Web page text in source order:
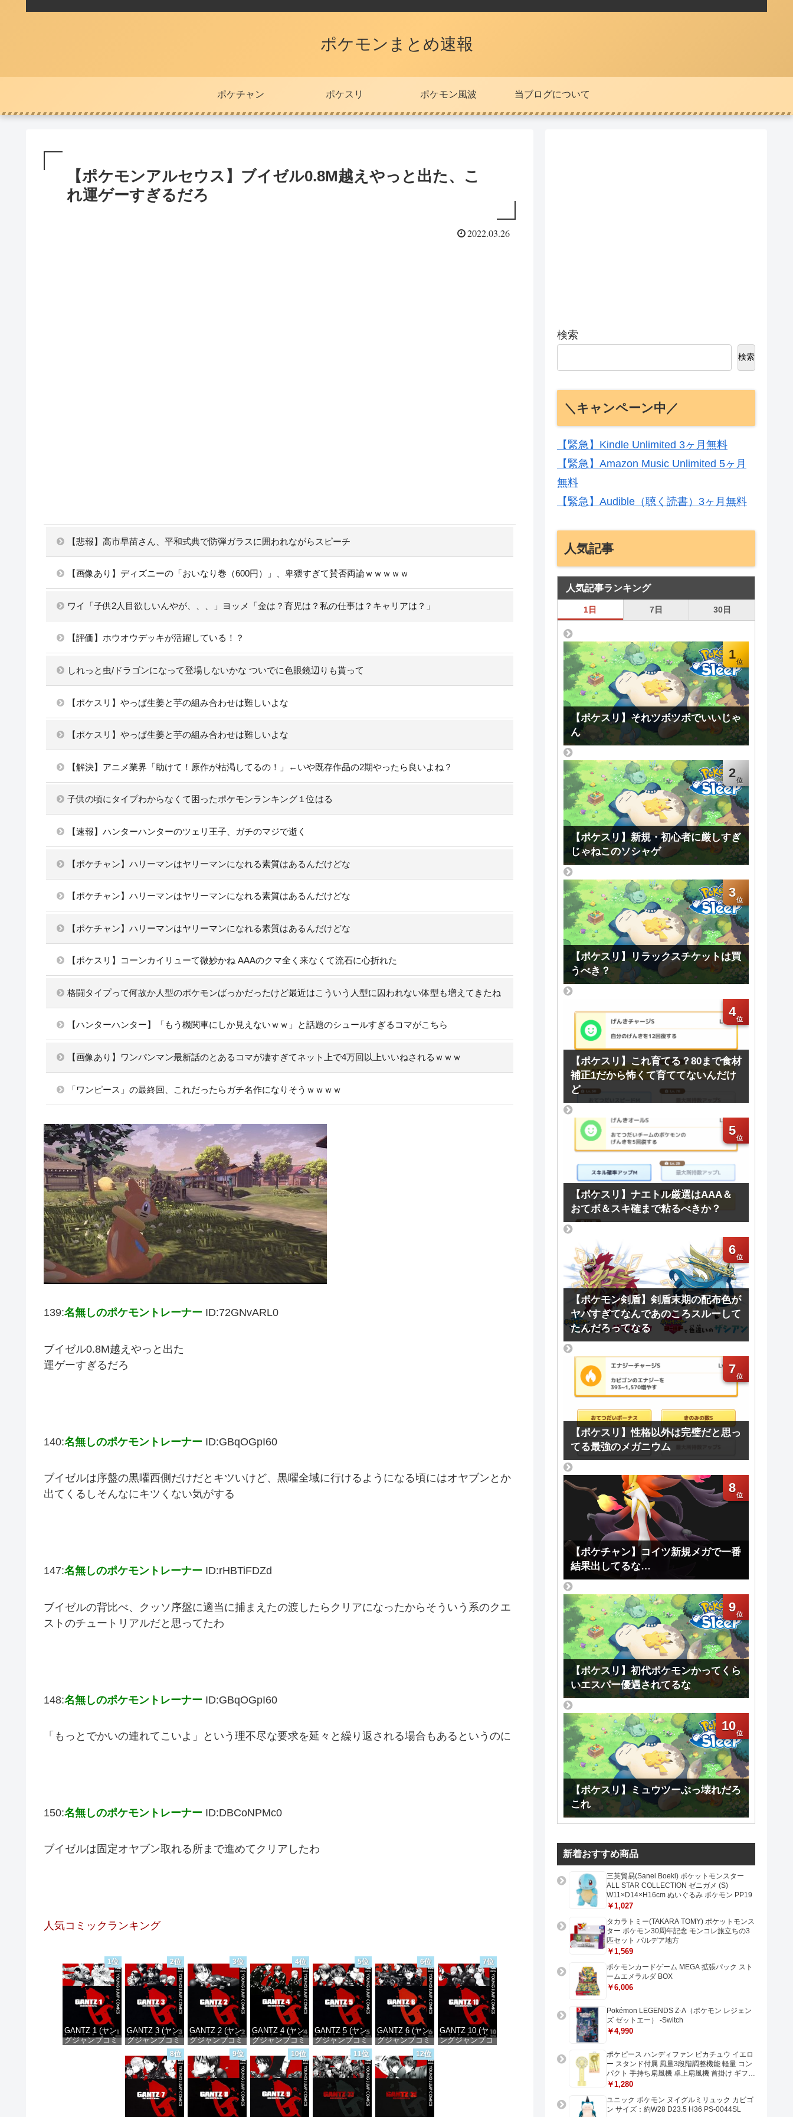
ポケモンまとめ速報
ポケチャン ポケスリ ポケモン風波 当ブログについて
【ポケモンアルセウス】ブイゼル0.8M越えやっと出た、こ
れ運ゲーすぎるだろ
2022.03.26
【悲報】高市早苗さん、平和式典で防弾ガラスに囲われながらスピーチ
【画像あり】ディズニーの「おいなり巻（600円）」、卑猥すぎて賛否両論ｗｗｗｗｗ
ワイ「子供2人目欲しいんやが、、、」ヨッメ「金は？育児は？私の仕事は？キャリアは？」
【評価】ホウオウデッキが活躍している！？
しれっと虫/ドラゴンになって登場しないかな ついでに色眼鏡辺りも貰って
【ポケスリ】やっぱ生姜と芋の組み合わせは難しいよな
【ポケスリ】やっぱ生姜と芋の組み合わせは難しいよな
【解決】アニメ業界「助けて！原作が枯渇してるの！」←いや既存作品の2期やったら良いよね？
子供の頃にタイプわからなくて困ったポケモンランキング１位はる
【速報】ハンターハンターのツェリ王子、ガチのマジで逝く
【ポケチャン】ハリーマンはヤリーマンになれる素質はあるんだけどな
【ポケチャン】ハリーマンはヤリーマンになれる素質はあるんだけどな
【ポケチャン】ハリーマンはヤリーマンになれる素質はあるんだけどな
【ポケスリ】コーンカイリューて微妙かね AAAのクマ全く来なくて流石に心折れた
格闘タイプって何故か人型のポケモンばっかだったけど最近はこういう人型に囚われない体型も増えてきたね
【ハンターハンター】「もう機関車にしか見えないｗｗ」と話題のシュールすぎるコマがこちら
【画像あり】ワンパンマン最新話のとあるコマが凄すぎてネット上で4万回以上いいねされるｗｗｗ
「ワンピース」の最終回、これだったらガチ名作になりそうｗｗｗｗ
139:名無しのポケモントレーナー ID:72GNvARL0
ブイゼル0.8M越えやっと出た
運ゲーすぎるだろ
140:名無しのポケモントレーナー ID:GBqOGpI60
ブイゼルは序盤の黒曜西側だけだとキツいけど、黒曜全域に行けるようになる頃にはオヤブンとか
出てくるしそんなにキツくない気がする
147:名無しのポケモントレーナー ID:rHBTiFDZd
ブイゼルの背比べ、クッソ序盤に適当に捕まえたの渡したらクリアになったからそういう系のクエ
ストのチュートリアルだと思ってたわ
148:名無しのポケモントレーナー ID:GBqOGpI60
「もっとでかいの連れてこいよ」という理不尽な要求を延々と繰り返される場合もあるというのに
150:名無しのポケモントレーナー ID:DBCoNPMc0
ブイゼルは固定オヤブン取れる所まで進めてクリアしたわ
人気コミックランキング
1位
GANTZ 1 (ヤン
グジャンプコミ
2位
GANTZ 3 (ヤン
グジャンプコミ
ックスDIGITAL)
価格：¥100
3位
GANTZ 2 (ヤン
グジャンプコミ
ックスDIGITAL)
価格：¥100
4位
GANTZ 4 (ヤン
グジャンプコミ
ックスDIGITAL)
価格：¥100
5位
GANTZ 5 (ヤン
グジャンプコミ
ックスDIGITAL)
価格：¥100
6位
GANTZ 6 (ヤン
グジャンプコミ
ックスDIGITAL)
価格：¥100
7位
GANTZ 10 (ヤ
ングジャンプコ
8位 9位 10位 11位 12位
検索
検索
＼キャンペーン中／
【緊急】Kindle Unlimited 3ヶ月無料
【緊急】Amazon Music Unlimited 5ヶ月
無料
【緊急】Audible（聴く読書）3ヶ月無料
人気記事
人気記事ランキング
1日 7日 30日
1
【ポケスリ】それツボツボでいいじゃ
ん
2
【ポケスリ】新規・初心者に厳しすぎ
じゃねこのソシャゲ
3
【ポケスリ】リラックスチケットは買
うべき？
4
【ポケスリ】これ育てる？80まで食材
補正1だから怖くて育ててないんだけ
ど
5
【ポケスリ】ナエトル厳選はAAA＆
おてボ＆スキ確まで粘るべきか？
6
【ポケモン剣盾】剣盾末期の配布色が
ヤバすぎてなんであのころスルーして
たんだろってなる
7
【ポケスリ】性格以外は完璧だと思っ
てる最強のメガニウム
8
【ポケチャン】コイツ新規メガで一番
結果出してるな…
9
【ポケスリ】初代ポケモンかってくら
いエスパー優遇されてるな
10
【ポケスリ】ミュウツーぶっ壊れだろ
これ
新着おすすめ商品
三英貿易(Sanei Boeki) ポケットモンスター
ALL STAR COLLECTION ゼニガメ (S)
W11×D14×H16cm ぬいぐるみ ポケモン PP19
￥1,027
タカラトミー(TAKARA TOMY) ポケットモンス
ター ポケモン30周年記念 モンコレ旅立ちの3
匹セット パルデア地方
￥1,569
ポケモンカードゲーム MEGA 拡張パック スト
ームエメラルダ BOX
￥6,006
Pokémon LEGENDS Z-A（ポケモン レジェン
ズ ゼットエー） -Switch
￥4,990
ポケピース ハンディファン ピカチュウ イエロ
ー スタンド付属 風量3段階調整機能 軽量 コン
パクト 手持ち扇風機 卓上扇風機 首掛け ギフト
プレゼントに最適 USB充電 Type-C対応
￥1,280
ユニック ポケモン ヌイグルミリュック カビゴ
ン サイズ：約W28 D23.5 H36 PS-0044SL